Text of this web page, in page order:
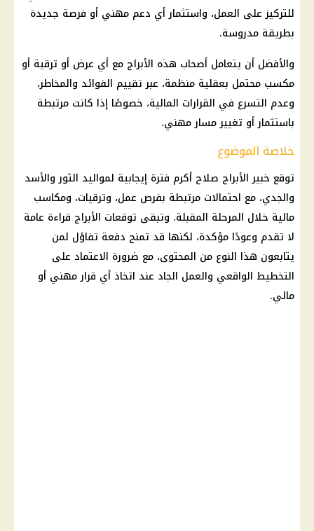
للتركيز على العمل، واستثمار أي دعم مهني أو فرصة جديدة
بطريقة مدروسة.
والأفضل أن يتعامل أصحاب هذه الأبراج مع أي عرض أو ترقية أو
مكسب محتمل بعقلية منظمة، عبر تقييم الفوائد والمخاطر،
وعدم التسرع في القرارات المالية، خصوصًا إذا كانت مرتبطة
باستثمار أو تغيير مسار مهني.
خلاصة الموضوع
توقع خبير الأبراج صلاح أكرم فترة إيجابية لمواليد الثور والأسد
والجدي، مع احتمالات مرتبطة بفرص عمل، وترقيات، ومكاسب
مالية خلال المرحلة المقبلة. وتبقى توقعات الأبراج قراءة عامة
لا تقدم وعودًا مؤكدة، لكنها قد تمنح دفعة تفاؤل لمن
يتابعون هذا النوع من المحتوى، مع ضرورة الاعتماد على
التخطيط الواقعي والعمل الجاد عند اتخاذ أي قرار مهني أو
مالي.